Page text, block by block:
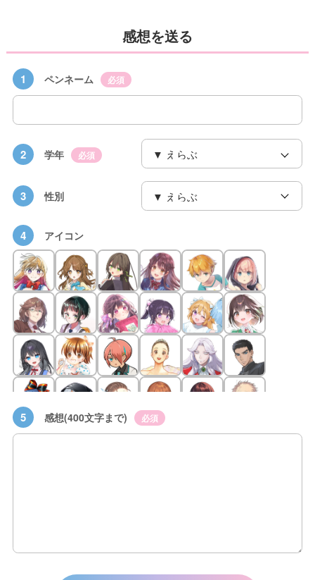
感想を送る
1 ペンネーム 必須
2 学年 必須
3 性別
4 アイコン
5 感想(400文字まで) 必須